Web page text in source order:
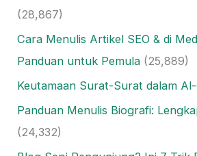
(28,867)
Cara Menulis Artikel SEO & di
Panduan untuk Pemula (25,889)
Keutamaan Surat-Surat dalam Al-
Panduan Menulis Biografi:
(24,332)